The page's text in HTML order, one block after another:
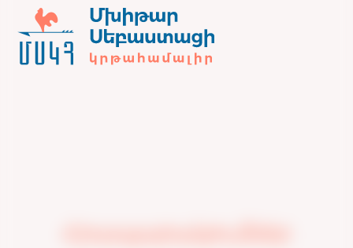
Հրապարակումներ